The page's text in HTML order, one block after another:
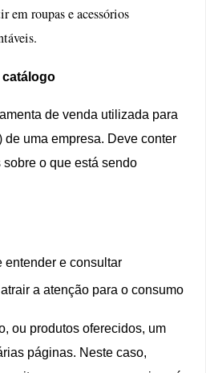
em roupas e acessórios
catálogo
de venda utilizada para
de uma empresa. Deve conter
o que está sendo
e consultar
a atenção para o consumo
ou produtos oferecidos, um
páginas. Neste caso,